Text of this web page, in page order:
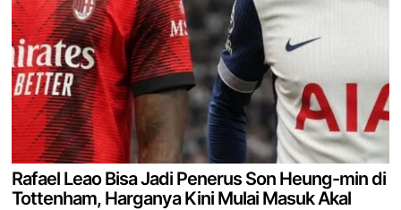
Rafael Leao Bisa Jadi Penerus Son Heung-min di
Tottenham, Harganya Kini Mulai Masuk Akal